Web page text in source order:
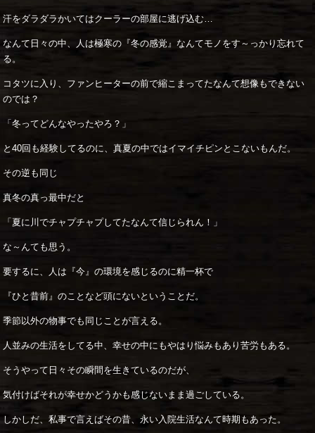
汗をダラダラかいてはクーラーの部屋に逃げ込む…
なんて日々の中、人は極寒の『冬の感覚』なんてモノをす～っかり忘れて
る。
コタツに入り、ファンヒーターの前で縮こまってたなんて想像もできない
のでは？
「冬ってどんなやったやろ？」
と40回も経験してるのに、真夏の中ではイマイチピンとこないもんだ。
その逆も同じ
真冬の真っ最中だと
「夏に川でチャプチャプしてたなんて信じられん！」
な～んても思う。
要するに、人は『今』の環境を感じるのに精一杯で
『ひと昔前』のことなど頭にないということだ。
季節以外の物事でも同じことが言える。
人並みの生活をしてる中、幸せの中にもやはり悩みもあり苦労もある。
そうやって日々その瞬間を生きているのだが、
気付けばそれが幸せかどうかも感じないまま過ごしている。
しかしだ、私事で言えばその昔、永い入院生活なんて時期もあった。